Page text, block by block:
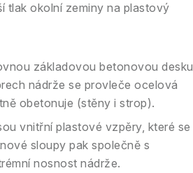
tlak okolní zeminy na plastový
základovou betonovou desku
nádrže se provleče ocelová
obetonuje (stěny i strop).
vnitřní plastové vzpěry, které se
sloupy pak společně s
nosnost nádrže.